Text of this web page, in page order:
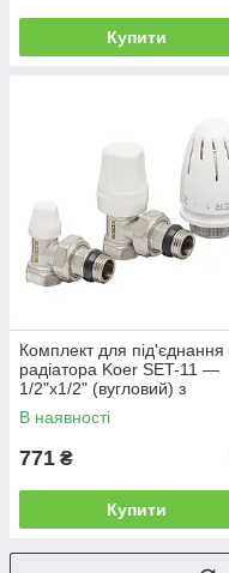
Купити
Комплект для під'єднання
радіатора Koer SET-11 —
1/2"x1/2" (вугловий) з
термоголовкою ВН
В наявності
771 ₴
Купити